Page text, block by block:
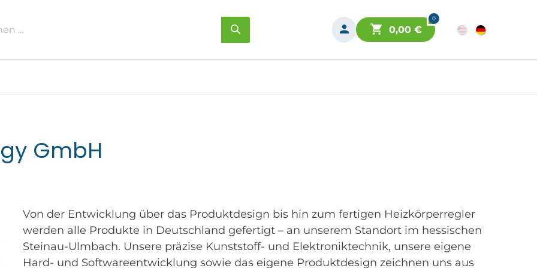
0
0,00€
GmbH
Von der Entwicklung über das Produktdesign bis hin zum fertigen Heizkörperregler
werden alle Produkte in Deutschland gefertigt – an unserem Standort im hessischen
Steinau-Ulmbach. Unsere präzise Kunststoff- und Elektroniktechnik, unsere eigene
Hard- und Softwareentwicklung sowie das eigene Produktdesign zeichnen uns aus